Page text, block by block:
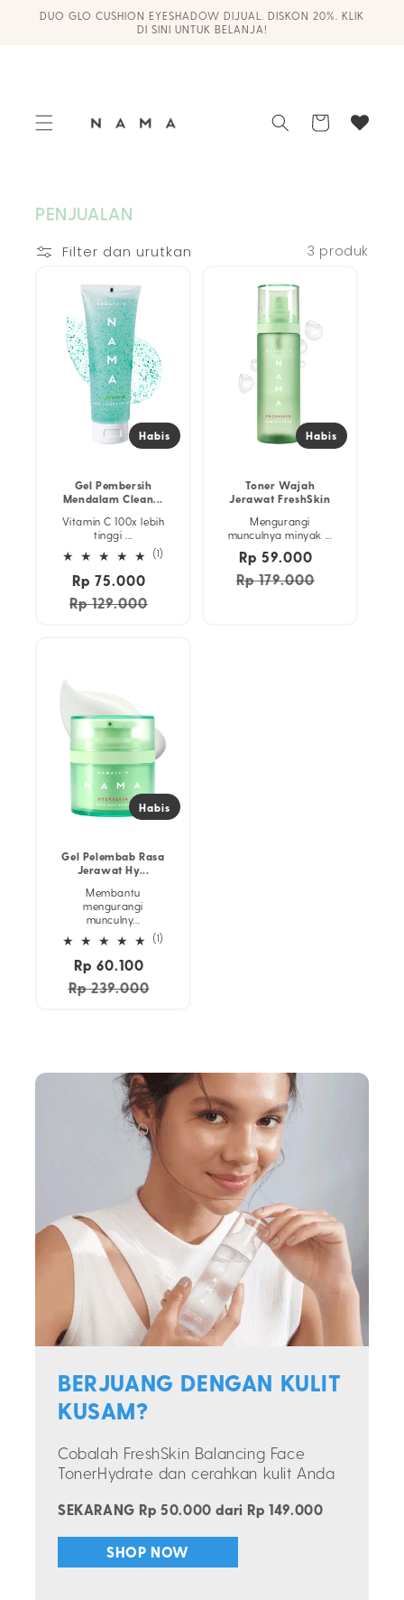
DUO GLO CUSHION EYESHADOW DIJUAL. DISKON 20%. KLIK
DI SINI UNTUK BELANJA!
Keranjang
PENJUALAN
Filter dan urutkan 3 produk
Habis
Gel Pembersih
Mendalam Clean...
Vitamin C 100x lebih
tinggi ...
(1)
Rp 75.000
Rp 129.000
Habis
Toner Wajah
Jerawat FreshSkin
Mengurangi
munculnya minyak ...
Rp 59.000
Rp 179.000
Habis
Gel Pelembab Rasa
Jerawat Hy...
Membantu
mengurangi
munculny...
(1)
Rp 60.100
Rp 239.000
BERJUANG DENGAN KULIT
KUSAM?
Cobalah FreshSkin Balancing Face
TonerHydrate dan cerahkan kulit Anda
SEKARANG Rp 50.000 dari Rp 149.000
SHOP NOW